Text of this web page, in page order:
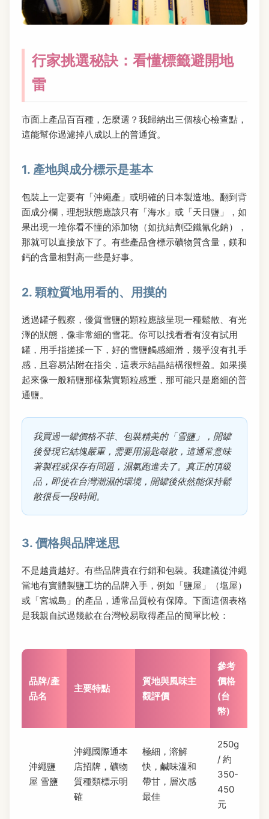
行家挑選秘訣：看懂標籤避開地
雷
市面上產品百百種，怎麼選？我歸納出三個核心檢查點，
這能幫你過濾掉八成以上的普通貨。
1. 產地與成分標示是基本
包裝上一定要有「沖繩產」或明確的日本製造地。翻到背
面成分欄，理想狀態應該只有「海水」或「天日鹽」，如
果出現一堆你看不懂的添加物（如抗結劑亞鐵氰化鈉），
那就可以直接放下了。有些產品會標示礦物質含量，鎂和
鈣的含量相對高一些是好事。
2. 顆粒質地用看的、用摸的
透過罐子觀察，優質雪鹽的顆粒應該呈現一種鬆散、有光
澤的狀態，像非常細的雪花。你可以找看看有沒有試用
罐，用手指搓揉一下，好的雪鹽觸感細滑，幾乎沒有扎手
感，且容易沾附在指尖，這表示結晶結構很輕盈。如果摸
起來像一般精鹽那樣紮實顆粒感重，那可能只是磨細的普
通鹽。
我買過一罐價格不菲、包裝精美的「雪鹽」，開罐
後發現它結塊嚴重，需要用湯匙敲散，這通常意味
著製程或保存有問題，濕氣跑進去了。真正的頂級
品，即使在台灣潮濕的環境，開罐後依然能保持鬆
散很長一段時間。
3. 價格與品牌迷思
不是越貴越好。有些品牌貴在行銷和包裝。我建議從沖繩
當地有實體製鹽工坊的品牌入手，例如「鹽屋」（塩屋）
或「宮城島」的產品，通常品質較有保障。下面這個表格
是我親自試過幾款在台灣較易取得產品的簡單比較：
品牌/產
品名
主要特點
質地與風味主
觀評價
參考
價格
(台
幣)
沖繩鹽
屋 雪鹽
沖繩國際通本
店招牌，礦物
質種類標示明
確
極細，溶解
快，鹹味溫和
帶甘，層次感
最佳
250g
/ 約
350-
450
元